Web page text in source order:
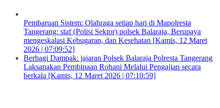
Pembaruan Sistem: Olahraga setiap hari di Mapolresta
Tangerang: staf (Polisi Sektor) polsek Balaraja, Berupaya
mengeskalasi Kebugaran, dan Kesehatan [Kamis, 12 Maret
2026 | 07:09:52]
Berbagi Dampak: jajaran Polsek Balaraja Polresta Tangerang
Laksanakan Pembinaan Rohani Melalui Pengajian secara
berkala [Kamis, 12 Maret 2026 | 07:10:59]